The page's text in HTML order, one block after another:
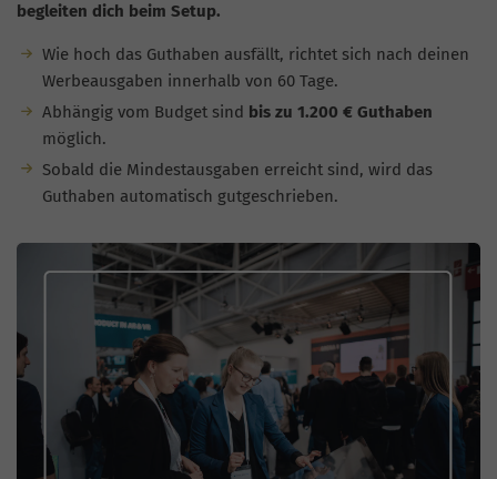
begleiten dich beim Setup.
Wie hoch das Guthaben ausfällt, richtet sich nach deinen
Werbeausgaben innerhalb von 60 Tage.
Abhängig vom Budget sind bis zu 1.200 € Guthaben
möglich.
Sobald die Mindestausgaben erreicht sind, wird das
Guthaben automatisch gutgeschrieben.